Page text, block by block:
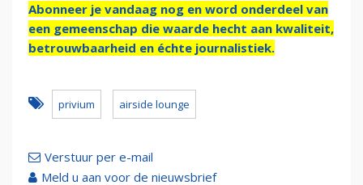
Abonneer je vandaag nog en word onderdeel van
een gemeenschap die waarde hecht aan kwaliteit,
betrouwbaarheid en échte journalistiek.
privium airside lounge
Verstuur per e-mail
Meld u aan voor de nieuwsbrief